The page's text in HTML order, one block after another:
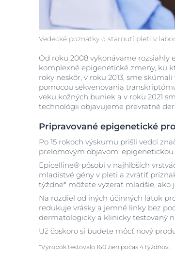
Vedecké poznatky o starnutí pleti v
Od roku 2008 vykonávame rozsiahly
komplexné epigenetické zmeny, ku
roky neskôr, v roku 2013, sme
pomocou sekvenovania
veku kožných buniek a v roku 2021
technológii objavujeme prevratné
Pripravované epigenetické
Po 15 rokoch výskumu prišli vedci
prelomovým objavom:
Epicelline® pôsobí v najhlbších
mladistvé gény v pleti a zvrátiť
týždne* môžete vyzerať mladšie, ako
Na rozdiel od iných účinných látok
redukuje vrásky a jemné linky bez
dermatologicky a klinicky testovaný
Už čoskoro si budete môcť nový
*Výrobok testovalo 160 žien počas 4 týždňov.